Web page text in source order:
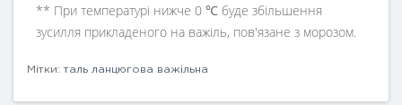
** При температурі нижче 0 ℃ буде збільшення
зусилля прикладеного на важіль, пов'язане з морозом.
Мітки:таль ланцюгова важільна